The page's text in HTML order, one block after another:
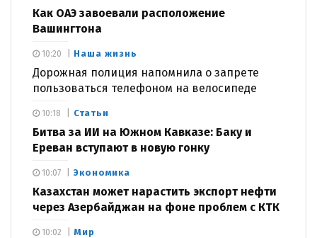
Как ОАЭ завоевали расположение
Вашингтона
Наша жизнь
Дорожная полиция напомнила о запрете
пользоваться телефоном на велосипеде
10:20
Статьи
Битва за ИИ на Южном Кавказе: Баку и
Ереван вступают в новую гонку
10:18
Экономика
Казахстан может нарастить экспорт нефти
через Азербайджан на фоне проблем с КТК
10:07
Мир
10:02